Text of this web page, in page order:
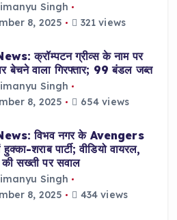
Singh
8, 2025
321 views
क्रॉम्पटन ग्रीव्स के नाम पर
बेचने वाला गिरफ्तार; 99 बंडल जब्त
Singh
8, 2025
654 views
विभव नगर के Avengers
शराब पार्टी; वीडियो वायरल,
सख्ती पर सवाल
Singh
8, 2025
434 views